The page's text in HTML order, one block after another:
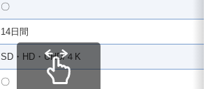
〇
14日間
SD・HD・UHD/４K
〇